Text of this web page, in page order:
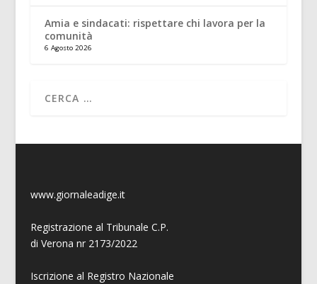
Amia e sindacati: rispettare chi lavora per la
comunità
6 Agosto 2026
www.giornaleadige.it
Registrazione al Tribunale C.P.
di Verona nr 2173/2022
Iscrizione al Registro Nazionale